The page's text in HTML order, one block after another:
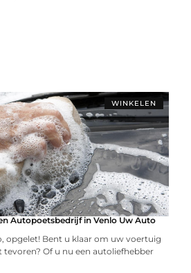
WINKELEN
Autopoetsbedrijf in Venlo Uw Auto
opgelet! Bent u klaar om uw voertuig
tevoren? Of u nu een autoliefhebber